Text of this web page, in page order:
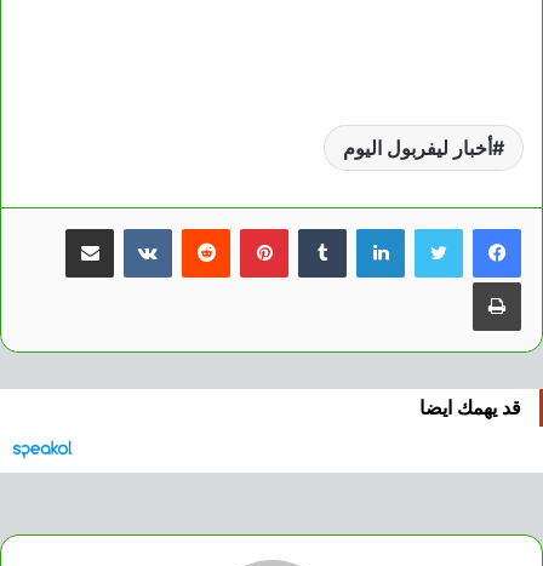
أخبار ليفربول اليوم
لينكدإن بينتيريست مشاركة عبر البريد
طباعة
قد يهمك ايضا